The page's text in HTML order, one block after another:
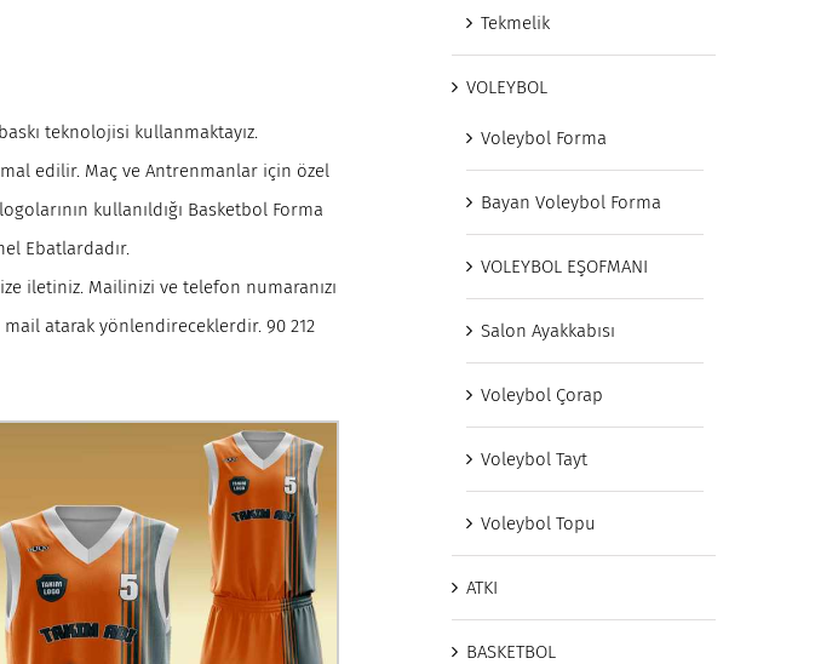
teknolojisi kullanmaktayız.
edilir. Maç ve Antrenmanlar için özel
kullanıldığı Basketbol Forma
Ebatlardadır.
iletiniz. Mailinizi ve telefon numaranızı
atarak yönlendireceklerdir. 90 212
Tekmelik
VOLEYBOL
Voleybol Forma
Bayan Voleybol Forma
VOLEYBOL EŞOFMANI
Salon Ayakkabısı
Voleybol Çorap
Voleybol Tayt
Voleybol Topu
ATKI
BASKETBOL